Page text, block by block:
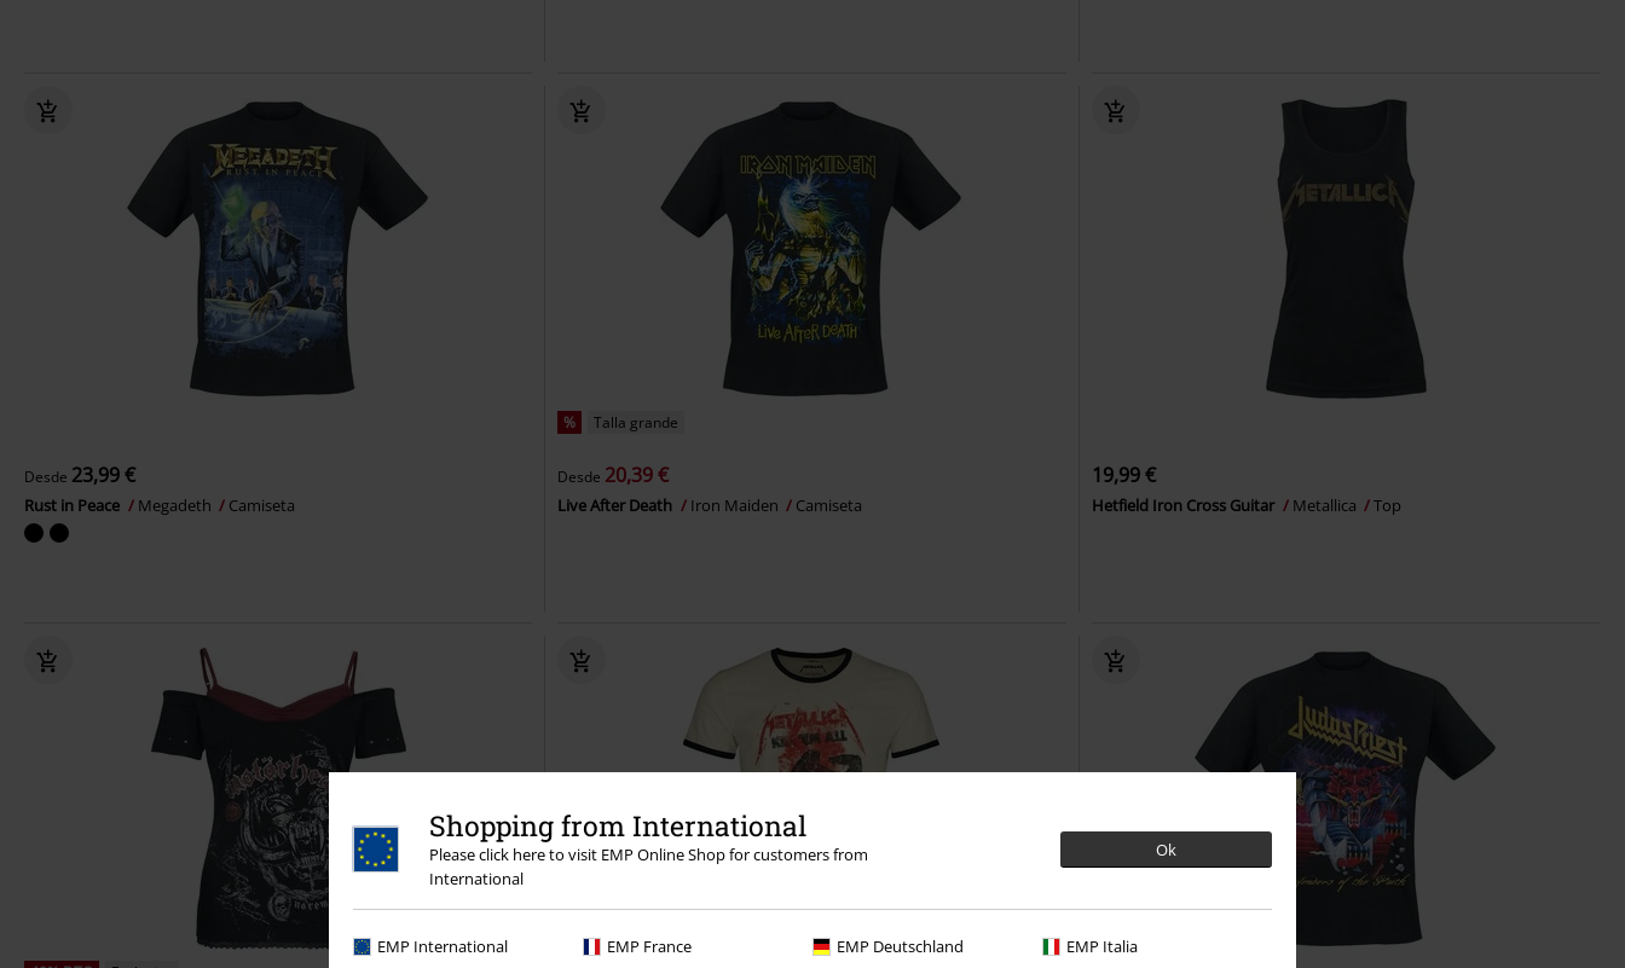
Shopping from International
Please click here to visit EMP Online Shop for customers from
International
Ok
EMP International EMP France EMP Deutschland EMP Italia
Desde 23,99 €
Rust in Peace Megadeth Camiseta
% Talla grande
Desde 20,39 €
Live After Death Iron Maiden Camiseta
19,99 €
Hetfield Iron Cross Guitar Metallica Top